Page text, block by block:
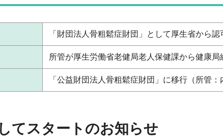
「財団法人骨粗鬆症財団」として厚生省から認
所管が厚生労働省老健局老人保健課から健康
「公益財団法人骨粗鬆症財団」に移行（所管：
てスタートのお知らせ